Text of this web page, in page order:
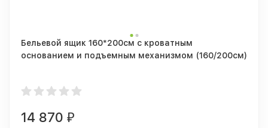
Бельевой ящик 160*200см с кроватным
основанием и подъемным механизмом (160/200см)
14 870 ₽